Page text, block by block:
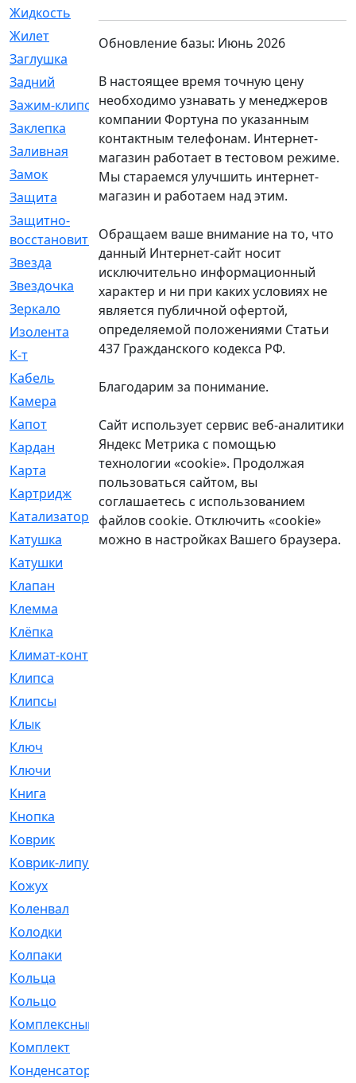
Жидкость
Жилет
[1]
Заглушка
Задний
[528]
Зажим-клипса
[1]
Заклепка
[1]
Заливная
[4]
Замок
[12]
Защита
[79]
Защитно-
восстановительный
Звезда
[1]
Звездочка
[5]
Зеркало
[369]
Изолента
[1]
К-т
[13]
Кабель
Камера
Капот
[144]
Кардан
[131]
Карта
[2]
Картридж
Катализатор
[1]
Катушка
[2]
Катушки
Клапан
Клемма
Клёпка
Климат-контроль
Клипса
Клипсы
Клык
Ключ
Ключи
Книга
Кнопка
Коврик
Коврик-липучка
Кожух
Коленвал
Колодки
Колпаки
Кольца
Кольцо
Комплексный
Комплект
Конденсатор
Обновление базы: Июнь 2026
В настоящее время точную цену
необходимо узнавать у менеджеров
компании Фортуна по указанным
контактным телефонам. Интернет-
магазин работает в тестовом режиме.
Мы стараемся улучшить интернет-
магазин и работаем над этим.
Обращаем ваше внимание на то, что
данный Интернет-сайт носит
исключительно информационный
характер и ни при каких условиях не
является публичной офертой,
определяемой положениями Статьи
437 Гражданского кодекса РФ.
Благодарим за понимание.
Сайт использует сервис веб-аналитики
Яндекс Метрика с помощью
технологии «cookie». Продолжая
пользоваться сайтом, вы
соглашаетесь с использованием
файлов cookie. Отключить «cookie»
можно в настройках Вашего браузера.